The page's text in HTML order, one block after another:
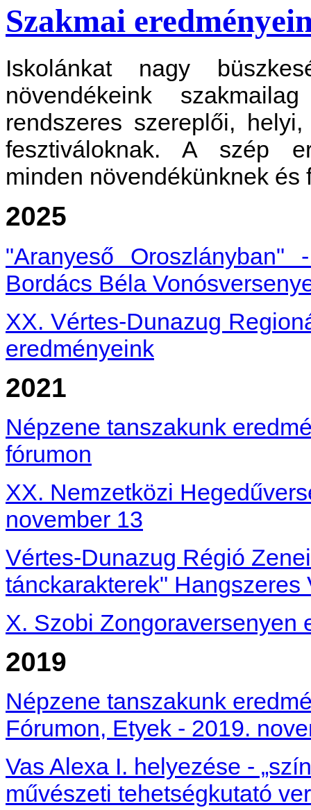
Szakmai
Iskolánkat nagy
növendékeink
rendszeres szereplői,
fesztiváloknak. A szép
minden növendékünknek
2025
"Aranyeső
Bordács Béla
XX. Vértes-Dunazug
eredményeink
2021
Népzene tanszakunk
fórumon
XX. Nemzetközi
november 13
Vértes-Dunazug Régió
tánckarakterek"
X. Szobi Zongoraversenyen
2019
Népzene tanszakunk
Fórumon, Etyek - 2019.
Vas Alexa I. helyezése -
művészeti tehetségkutató